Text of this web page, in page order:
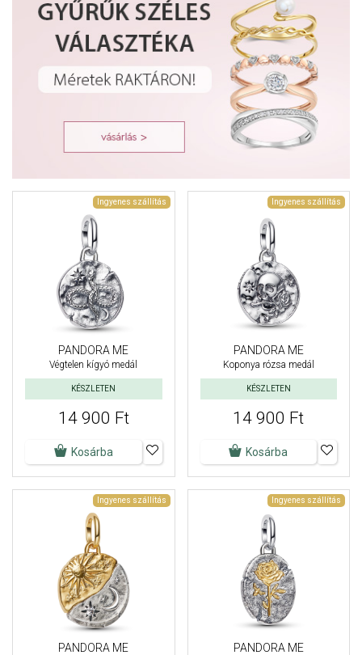
Ingyenes szállítás
PANDORA ME
Végtelen kígyó medál
KÉSZLETEN
14 900 Ft
Kosárba
Ingyenes szállítás
PANDORA ME
Koponya rózsa medál
KÉSZLETEN
14 900 Ft
Kosárba
Ingyenes szállítás
PANDORA ME
Ingyenes szállítás
PANDORA ME